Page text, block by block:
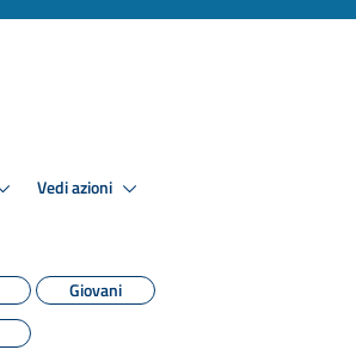
Vedi azioni
Giovani